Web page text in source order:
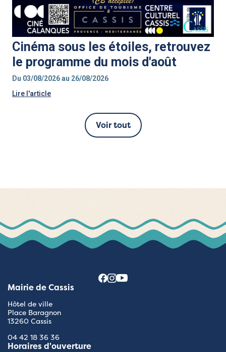
Cinéma sous les étoiles, retrouvez
le programme du mois d'août
Du 03/08/2026 au 26/08/2026
Lire l'article
Voir tout
Mairie de Cassis
Hôtel de ville
Place Baragnon
13260 Cassis
04 42 18 36 36
Horaires d'ouverture